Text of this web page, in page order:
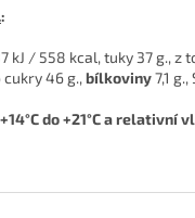
:
kJ / 558 kcal, tuky 37 g., z
46 g., bílkoviny7,1
do +21°C a relativní